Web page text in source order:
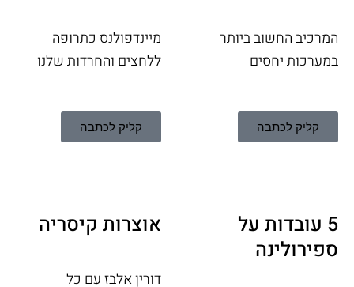
המרכיב החשוב ביותר
במערכות יחסים
קליק לכתבה
מיינדפולנס כתרופה
ללחצים והחרדות שלנו
קליק לכתבה
5 עובדות על
ספירולינה
אוצרות קיסריה
דורין אלבז עם כל